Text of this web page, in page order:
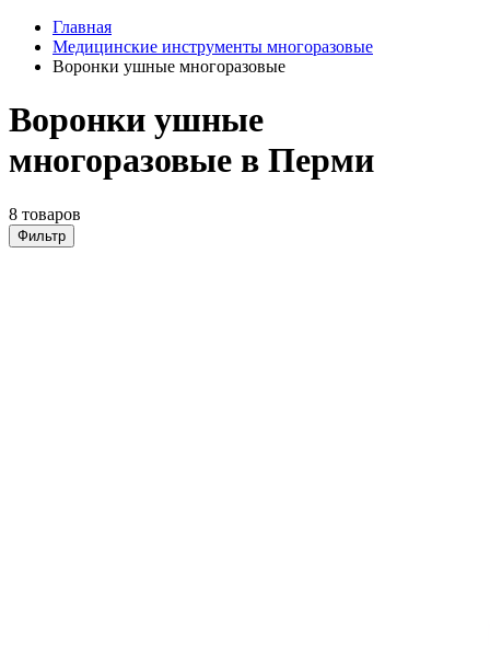
Главная
Медицинские инструменты многоразовые
Воронки ушные многоразовые
Воронки ушные
многоразовые в Перми
8 товаров
Фильтр